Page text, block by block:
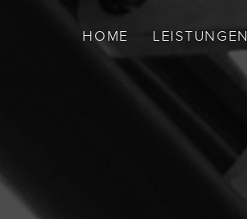
HOME LEISTUNGEN